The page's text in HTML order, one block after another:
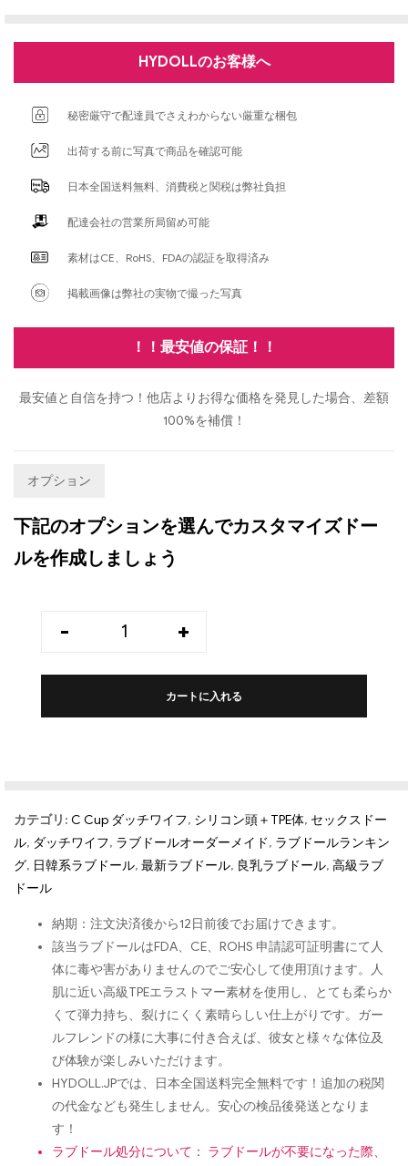
HYDOLLのお客様へ
秘密厳守で配達員でさえわからない厳重な梱包
出荷する前に写真で商品を確認可能
日本全国送料無料、消費税と関税は弊社負担
配達会社の営業所局留め可能
素材はCE、RoHS、FDAの認証を取得済み
掲載画像は弊社の実物で撮った写真
！！最安値の保証！！
最安値と自信を持つ！他店よりお得な価格を発見した場合、差額
100%を補償！
オプション
下記のオプションを選んでカスタマイズドー
ルを作成しましょう
- +
カートに入れる
カテゴリ: C Cup ダッチワイフ, シリコン頭＋TPE体, セックスドー
ル, ダッチワイフ, ラブドールオーダーメイド, ラブドールランキン
グ, 日韓系ラブドール, 最新ラブドール, 良乳ラブドール, 高級ラブ
ドール
納期：注文決済後から12日前後でお届けできます。
該当ラブドールはFDA、CE、ROHS 申請認可証明書にて人
体に毒や害がありませんのでご安心して使用頂けます。人
肌に近い高級TPEエラストマー素材を使用し、とても柔らか
くて弾力持ち、裂けにくく素晴らしい仕上がりです。ガー
ルフレンドの様に大事に付き合えば、彼女と様々な体位及
び体験が楽しみいただけます。
HYDOLL.JPでは、日本全国送料完全無料です！追加の税関
の代金なども発生しません。安心の検品後発送となりま
す！
ラブドール処分について： ラブドールが不要になった際、